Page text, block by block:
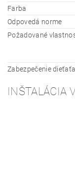
Farba
Odpovedá norme
Požadované
Zabezpečenie dieťaťa
INŠTALÁCIA